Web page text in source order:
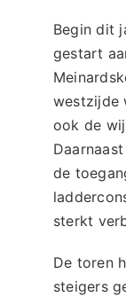
Begin dit
gestart
westzijde
ook de
de
sterkt
De toren
steigers